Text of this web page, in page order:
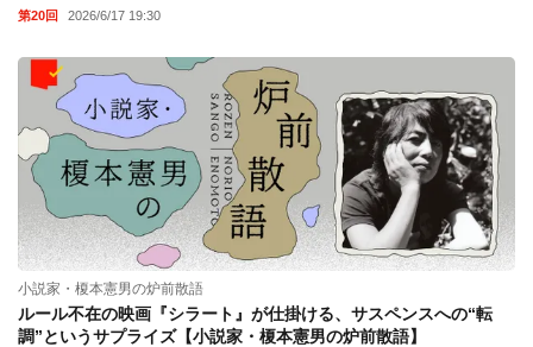
第20回 2026/6/17 19:30
小説家・榎本憲男の炉前散語
ルール不在の映画『シラート』が仕掛ける、サスペンスへの“転
調”というサプライズ【小説家・榎本憲男の炉前散語】